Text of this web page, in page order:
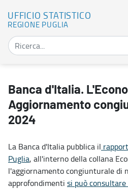
UFFICIO STATISTICO
REGIONE PUGLIA
Banca d'Italia.
Aggiornamento
2024
La Banca d'Italia pubblica il
Puglia, all'interno della collana
l'aggiornamento congiunturale di
approfondimenti si può